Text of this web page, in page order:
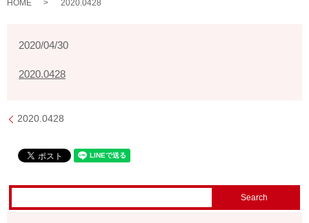
HOME 2020.0428
2020/04/30
2020.0428
2020.0428